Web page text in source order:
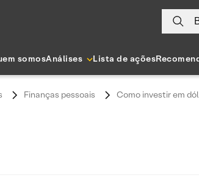
somosAnálises Lista de ações
Finanças pessoais Como investir em